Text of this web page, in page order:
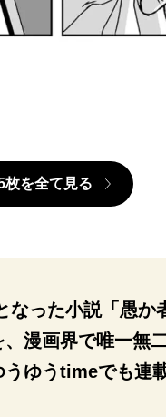
枚を全て見る
なった小説「愚か
漫画界で唯一無
ゆうtimeでも連